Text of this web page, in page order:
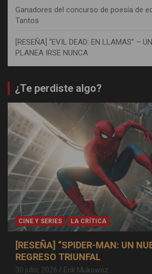
Ganadores del concurso de poesía de
Tantos
[RESEÑA] “EVIL DEAD: EN LLAMAS” –
PLANEA IRSE NUNCA
¿Te perdiste algo?
CINE Y SERIES LA CRÍTICA
[RESEÑA] “SPIDER-MAN: UN
REGRESO TRIUNFAL
30 julio, 2026 Erik Mukowoz